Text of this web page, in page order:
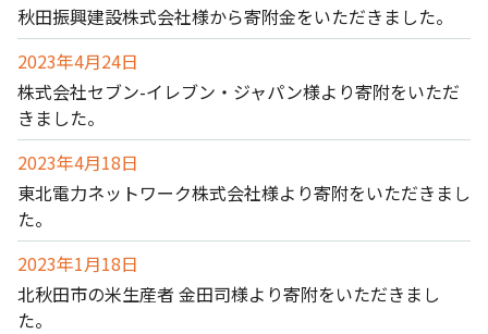
秋田振興建設株式会社様から寄附金をいただきました。
2023年4月24日
株式会社セブン-イレブン・ジャパン様より寄附をいただ
きました。
2023年4月18日
東北電力ネットワーク株式会社様より寄附をいただきまし
た。
2023年1月18日
北秋田市の米生産者 金田司様より寄附をいただきまし
た。